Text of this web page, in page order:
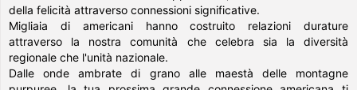
della felicità attraverso connessioni significative.
Migliaia di americani hanno costruito relazioni durature
attraverso la nostra comunità che celebra sia la diversità
regionale che l'unità nazionale.
Dalle onde ambrate di grano alle maestà delle montagne